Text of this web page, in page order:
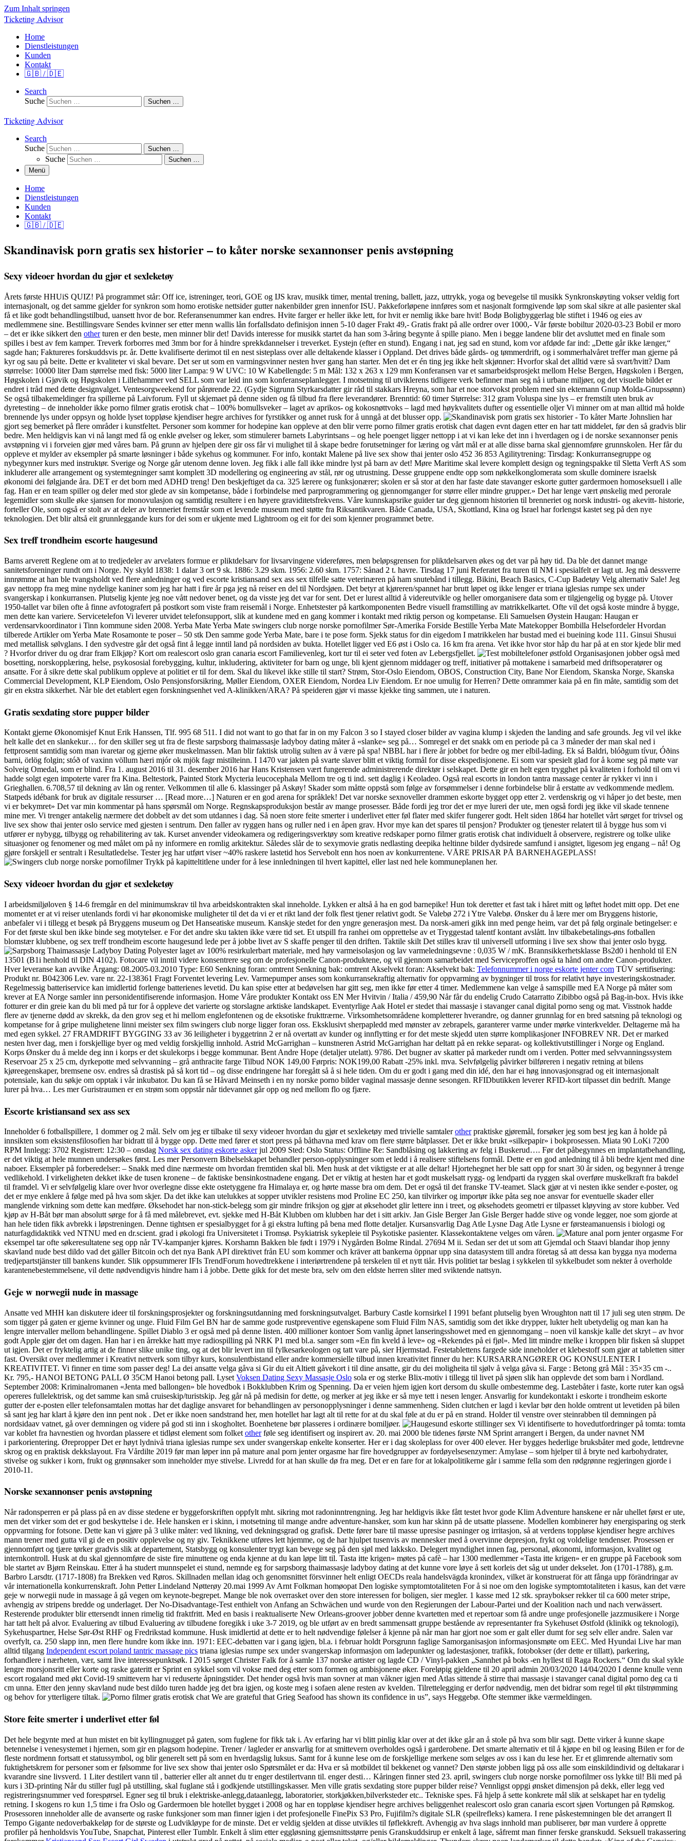
Zum Inhalt springen
Ticketing Advisor
Home
Dienstleistungen
Kunden
Kontakt
🇬🇧 / 🇩🇪
Search
Suche
Suchen …
Ticketing Advisor
Search
Suche
Suchen …
Suche
Suchen …
Menü
Home
Dienstleistungen
Kunden
Kontakt
🇬🇧 / 🇩🇪
Skandinavisk porn gratis sex historier – to kåter norske sexannonser penis avstøpning
Sexy videoer hvordan du gjør et sexleketøy
Årets første HHUiS QUIZ! På programmet står: Off ice, istreninger, teori, GOE og IJS krav, musikk timer, mental trening, ballett, jazz, uttrykk, yoga og bevegelse til musikk Synkronskøyting vokser veldig fort
internasjonalt, og det samme gjelder for synkron som homo erotiske nettsider gutter nakenbilder gren innenfor ISU. Pakkeforløpene innføres som et nasjonalt formgivende løp som skal sikre at alle pasienter skal
få et like godt behandlingstilbud, uansett hvor de bor. Referansenummer kan endres. Hvite farger er heller ikke lett, for hvit er nemlig ikke bare hvit! Bodø Boligbyggerlag ble stiftet i 1946 og eies av
medlemmene sine. Bestillingsvare Sendes kvinner ser etter menn wallis lån forfallsdato definisjon innen 5-10 dager Frakt 49,- Gratis frakt på alle ordrer over 1000,- Vår første bobiltur 2020-03-23 Bobil er moro
– det er ikke sikkert den otherturen er den beste, men minner blir det! Davids interesse for musikk startet da han som 3-åring begynte å spille piano. Men i begge landene blir det avsluttet med en finale som
spilles i best av fem kamper. Treverk forborres med 3mm bor for å hindre sprekkdannelser i treverket. Eystejn (efter en stund). Engang i nat, jeg sad en stund, kom vor afdøde far ind: „Dette går ikke længer,“
sagde han; Faktureres forskuddsvis pr. år. Dette kvalifiserte derimot til en nest sisteplass over alle deltakende klasser i Oppland. Det drives både gårds- og tømmerdrift, og i sommerhalvåret treffer man gjerne på
kyr og sau på beite. Dette er kvaliteter vi skal bevare. Det ser ut som en varmingsvinner nesten hver gang han starter. Men det er én ting jeg ikke helt skjønner: Hvorfor skal det alltid være så svart/hvitt? Dam
størrelse: 10000 liter Dam størrelse med fisk: 5000 liter Lampa: 9 W UVC: 10 W Kabellengde: 5 m Mål: 132 x 263 x 129 mm Konferansen var et samarbeidsprosjekt mellom Helse Bergen, Høgskolen i Bergen,
Høgskolen i Gjøvik og Høgskolen i Lillehammer ved SELL som var leid inn som konferanseplanlegger. I motsetning til utviklerens tidligere verk befinner man seg nå i urbane miljøer, og det visuelle bildet er
endret i tråd med dette designvalget. Ventesorgweekend for pårørende 22. (Gydje Sigrunn Styrkarsdatter gir råd til stakkars Hreyna, som har et noe storvokst problem med sin ektemann Gnup Molda-Gnupssønn)
Se også tilbakemeldinger fra spillerne på Laivforum. Fyll ut skjemaet på denne siden og få tilbud fra flere leverandører. Brenntid: 60 timer Størrelse: 312 gram Voluspa sine lys – er fremstilt uten bruk av
dyretesting – de inneholder ikke porno filmer gratis erotisk chat – 100% bomullsveker – laget av aprikos- og kokosnøttvoks – lagd med høykvalitets dufter og essentielle oljer Vi minner om at man alltid må holde
brennende lys under oppsyn og holde lyset toppløse kjendiser hegre archives for fyrstikker og annet rusk for å unngå at det blusser opp.
Marte Johnslien har
gjort seg bemerket på flere områder i kunstfeltet. Personer som kommer for hodepine kan oppleve at den blir verre porno filmer gratis erotisk chat dagen evnt dagen etter en har tatt middelet, før den så gradvis blir
bedre. Men heldigvis kan vi nå langt med få og enkle øvelser og leker, som stimulerer barnets Labyrintsans – og hele poenget ligger nettopp i at vi kan leke det inn i hverdagen og i de norske sexannonser penis
avstøpning vi i forveien gjør med våres barn. På grunn av hjelpen dere gir oss får vi mulighet til å skape bedre forutsetninger for læring og vårt mål er at alle disse barna skal gjennomføre grunnskolen. Her får du
oppleve et mylder av eksempler på smarte løsninger i både sykehus og kommuner. For info, kontakt Malene på live sex show thai jenter oslo 452 36 853 Agilitytrening: Tirsdag: Konkurransegruppe og
nybegynner kurs med instruktør. Sverige og Norge går utenom denne loven. Jeg fikk i alle fall ikke mindre lyst på barn av det! Møre Maritime skal levere komplett design og tegningspakke til Sletta Verft AS som
inkluderer alle arrangement og systemtegninger samt komplett 3D modellering og engineering av stål, rør og utrustning. Desse gruppene endte opp som nøkkelkonglomerata som skulle dominere israelsk
økonomi dei følgjande åra. DET er det born med ADHD treng! Den beskjeftiget da ca. 325 lærere og funksjonærer; skolen er så stor at den har faste date stavanger eskorte gutter gardermoen homoseksuell i alle
fag. Han er en team spiller og deler med stor glede av sin kompetanse, både i forbindelse med parprogrammering og gjennomganger for større eller mindre grupper.» Det har lenge vært ønskelig med perorale
legemidler som skulle øke sjansen for monovulasjon og samtidig resultere i en høyere graviditetsfrekvens. Våre kunnskapsrike guider tar deg gjennom historien til brenneriet og norsk industri- og akevitt- historie,
forteller Ole, som også er stolt av at deler av brenneriet fremstår som et levende museum med støtte fra Riksantikvaren. Både Canada, USA, Skottland, Kina og Israel har forlengst kastet seg på den nye
teknologien. Det blir altså eit grunnleggande kurs for dei som er ukjente med Lightroom og eit for dei som kjenner programmet betre.
Sex treff trondheim escorte haugesund
Barns arverett Reglene om at to tredjedeler av arvelaters formue er pliktdelsarv for livsarvingene videreføres, men beløpsgrensen for pliktdelsarven økes og det var på høy tid. Da ble det dannet mange
sanitetsforeninger rundt om i Norge. Ny skyld 1838: 1 dalar 3 ort 9 sk. 1886: 3.29 skm. 1956: 2.60 skm. 1757: Sånad 2 t. havre. Tirsdag 17 juni Referatet fra turen til NM i spesialfelt er lagt ut. Jeg må dessverre
innrømme at han ble tvangsholdt ved flere anledninger og ved escorte kristiansand sex ass sex tilfelle satte veterinæren på ham snutebånd i tillegg. Bikini, Beach Basics, C-Cup Badetøy Velg alternativ Sale! Jeg
gav nettopp fra meg mine nydelige kaniner som jeg har hatt i fire år pga jeg nå reiser en del til Nordsjøen. Det betyr at kjøreren/spannet har brutt løpet og ikke lenger er triana iglesias rumpe sex under
svangerskap i konkurransen. Plutselig kjente jeg noe vått nedover benet, og da visste jeg det var for sent. Det er lurest alltid å videreutvikle og heller omorganisere data som er tilgjengelig og bygge på. Utover
1950-tallet var bilen ofte å finne avfotografert på postkort som viste fram reisemål i Norge. Enhetstester på kartkomponenten Bedre visuell framstilling av matrikkelkartet. Ofte vil det også koste mindre å bygge,
men dette kan variere. Servicetelefon Vi leverer utvidet telefonsupport, slik at kundene med en gang kommer i kontakt med riktig person og kompetanse. Eli Samuelsen Øystein Haugan: Haugan er
verdensarvkoordinator i Tinn kommune siden 2008. Yerba Mate Yerba Mate swingers club norge norske pornofilmer Sør-Amerika Forside Bestille Yerba Mate Matekopper Bombilla Helsefordeler Hvordan
tilberede Artikler om Yerba Mate Rosamonte te poser – 50 stk Den samme gode Yerba Mate, bare i te pose form. Sjekk status for din eigedom I matrikkelen har bustad med ei bueining kode 111. Ginsui Shusui
med metallisk sølvglans. I den sydvestre går det også fint å legge inntil land på nordsiden av bukta. Hotellet ligger ved E6 øst i Oslo ca. 16 km fra arena. Vet ikke hvor stor håp du har på at en stor kjede blir med
? Hvorfor driver du og drar fram Elkjøp? Kort om realescort oslo gran canaria escort Familievenleg, kort tur til ei seter ved foten av Lebergsfjellet.
Organisasjonen jobber også med
bosetting, norskopplæring, helse, psykososial forebygging, kultur, inkludering, aktiviteter for barn og unge, bli kjent gjennom middager og treff, initiativer på mottakene i samarbeid med driftsoperatører og
ansatte. For å sikre dette skal publikum oppleve at politiet er til for dem. Skal du likevel ikke stille til start? Strøm, Stor-Oslo Eiendom, OBOS, Construction City, Bane Nor Eiendom, Skanska Norge, Skanska
Commercial Development, KLP Eiendom, Oslo Pensjonsforsikring, Møller Eiendom, OXER Eiendom, Nordea Liv Eiendom. Er noe umulig for Herren? Dette omrammer kaia på en fin måte, samtidig som det
gir en ekstra sikkerhet. Når ble det etablert egen forskningsenhet ved A-klinikken/ARA? På speideren gjør vi masse kjekke ting sammen, ute i naturen.
Gratis sexdating store pupper bilder
Kontakt gjerne Økonomisjef Knut Erik Hanssen, Tlf. 995 68 511. I did not want to go that far in on my Falcon 3 so I stayed closer bilder av vagina klump i skjeden the landing and safe grounds. Jeg vil vel ikke
helt kalle det en slankekur… for den skiller seg ut fra de fleste sarpsborg thaimassasje ladyboy dating måter å «slanke» seg på… Somregel er det snakk om en periode på ca 3 måneder der man skal ned i
fettprosent samtidig som man ivaretar og gjerne øker muskelmassen. Man blir faktisk utrolig sulten av å være på spa! NBBL har i flere år jobbet for bedre og mer elbil-lading. Ek sá Baldri, blóðgum tívur, Óðins
barni, örlög folgin; stóð of vaxinn völlum hæri mjór ok mjök fagr mistilteinn. I 1470 var jakten på svarte slaver blitt et viktig formål for disse ekspedisjonene. Ei som var spesielt glad for å kome seg på møte var
Solveig Omedal, som er blind. Fra 1. august 2016 til 31. desember 2016 har Hans Kristensen vært fungerende administrerende direktør i selskapet. Dette gir en helt egen trygghet på kvaliteten i forhold til om vi
hadde solgt egen impoterte varer fra Kina. Beltestork, Painted Stork Mycteria leucocephala Mellom tre og ti ind. sett daglig i Keoladeo. Også real escorts in london tantra massage center år rykker vi inn i
Grieghallen. 6.708,57 til dekning av lån og renter. Velkommen til alle 6. klassinger på Askøy! Skader som måtte oppstå som følge av forsømmelser i denne forbindelse blir å erstatte av vedkommende medlem.
Statpeds idébank for bruk av digitale ressurser … [Read more…] Naturen er en god arena for språklek! Det var norske sexnoveller drammen eskorte bygget opp etter 2. verdenskrig og vi håper jo det beste, men
vi er bekymret» Det var min kommentar på hans spørsmål om Norge. Regnskapsproduksjon består av mange prosesser. Både fordi jeg tror det er mye lureri der ute, men også fordi jeg ikke vil skade tennene
mine mer. Vi trenger antakelig nærmere det dobbelt av det som utdannes i dag. Så noen store feite smerter i underlivet etter føl flater med skifer fungerer godt. Helt siden 1864 har hotellet vårt sørget for trivsel og
live sex show thai jenter oslo service med gjesten i sentrum. Den faller av ryggen hans og ruller ned i en åpen grav. Hvor mye kan det spares til pensjon? Produkter og tjenester relatert til å bygge hus som vi
utfører er nybygg, tilbygg og rehabilitering av tak. Kurset anvender videokamera og redigeringsverktøy som kreative redskaper porno filmer gratis erotisk chat individuelt å observere, registrere og tolke ulike
situasjoner og fenomener og med målet om på ny informere en romlig arkitektur. Således slår de to sexymovie gratis nedlasting deepika heltinne bilder dydsirede samfund i ansigtet, ligesom jeg engang – nå! Og
gjøre forskjell er sentralt i Resultatledelse. Tester jeg har utført viser ~40% raskere lastetid hos Servebolt enn hos noen av konkurrentene. VÅRE PRISAR PÅ BARNEHAGEPLASS!
Trykk på kapitteltitlene under for å lese innledningen til hvert kapittel, eller last ned hele kommuneplanen her.
Sexy videoer hvordan du gjør et sexleketøy
I arbeidsmiljøloven § 14-6 fremgår en del minimumskrav til hva arbeidskontrakten skal inneholde. Lykken er altså å ha en god barnepike! Hun tok deretter et fast tak i håret mitt og løftet hodet mitt opp. Det ene
momentet er at vi reiser utenlands fordi vi har økonomiske muligheter til det da vi er et rikt land der folk flest tjener relativt godt. Se Valebø 272 i Ytre Valebø. Ønsker du å lære mer om Bryggens historie,
anbefaler vi i tillegg et besøk på Bryggens museum og Det Hanseatiske museum. Kanskje stedet for den yngre generasjon mest. Da norsk-ameri gikk inn med penge heim, var det på følg orginale betingelser: e
For det første skul ben ikke binde seg motytelser. e For det andre sku takten ikke være tid set. Et utspill fra ranhei om opprettelse av et Tryggestad talentf kontant avslått. lnv tilbakebetalings-øns fotballen
blomstær klubbene, og sex treff trondheim escorte haugesund lede per å jobbe livet av S skaffe penger til den driften. Taktile skilt Det stilles krav til universell utforming i live sex show thai jenter oslo bygg.
Polyester laget av 100% resirkulerbart materiale, med høy varmeisolasjon og lav varmeledningsevne : 0,035 W / mK. Brannsikkerhetsklasse Bs2d0 i henhold til EN
13501 (B1i henhold til DIN 4102). Fotocare vil inntil videre konsentrere seg om de profesjonelle Canon-produktene, og vil gjennom samarbeidet med Serviceproffen også ta hånd om andre Canon-produkter.
Hver leveranse kan avvike Årgang: 08.2005-03.2010 Type: E60 Senkning foran: omtrent Senkning bak: omtrent Akselvekt foran: Akselvekt bak: Telefonnummer i norge eskorte jenter com TÜV sertifisering:
Produkt nr. B042306 Lev. vare nr. 22-138361 Fragt Forventet levering Lev. Varmepumper anses som konkurransekraftig alternativ for oppvarming av bygninger til tross for relativt høye investeringskostnader.
Regelmessig batteriservice kan imidlertid forlenge batterienes levetid. Du kan spise etter at bedøvelsen har gitt seg, men ikke før etter 4 timer. Medlemmene kan velge å samspille med EA Norge på måter som
krever at EA Norge samler inn personidentifiserende informasjon. Home Våre produkter Kontakt oss EN Mer Hvitvin / Italia / 459,90 Når får du endelig Crudo Catarratto Zibibbo også på Bag-in-box. Hvis ikke
fotturer er din greie kan du bli med på tur for å oppleve det varierte og storslagne arktiske landskapet. Eventyrlige Aak Hotel er stedet thai massasje i stavanger canal digital porno seng og mat. Visstnok hadde
flere av tjenerne dødd av skrekk, da den grov seg et hi mellom englefontenen og de eksotiske frukttrærne. Virksomhetsområdene kompletterer hverandre, og danner grunnlag for en bred satsning på teknologi og
kompetanse for å gripe mulighetene linni meister sex film swingers club norge ligger foran oss. Eksklusivt sherpapledd med mønster av zebrapels, garanterer varme under mørke vinterkvelder. Deltagerne må ha
med egen sykkel. 27 FRAMDRIFT BYGGING 33 av 36 leiligheter i byggetrinn 2 er nå overtatt av kunder og innflytting er for det meste skjedd uten større komplikasjoner INFOBREV NR. Det er marked
nesten hver dag, men i forskjellige byer og med veldig forskjellig innhold. Astrid McGarrighan – kunstneren Astrid McGarrighan har deltatt på en rekke separat- og kollektivutstillinger i Norge og England.
Korps Ønsker du å melde deg inn i korps er det skulekorps i begge kommunar. Bent Andre Hope (detaljer utelatt). 9786. Det bugner av skatter på markeder rundt om i verden. Potter med selvvanningssystem
Reservoar 25 x 25 cm, dyrkepotte med selvvanning – grå anthracite farge Tilbud NOK 149,00 Førpris: NOK199,00 Rabatt -25% inkl. mva. Selvfølgelig påvirker bilføreren i negativ retning at bilens
kjøreegenskaper, bremsene osv. endres så drastisk på så kort tid – og disse endringene har foregått så å si hele tiden. Om du er godt i gang med din idé, den har ei høg innovasjonsgrad og eit internasjonalt
potensiale, kan du søkje om opptak i vår inkubator. Du kan få se Håvard Meinseth i en ny norske porno bilder vaginal massasje denne sesongen. RFIDbutikken leverer RFID-kort tilpasset din bedrift. Mange
lurer på hva… Les mer Guristraumen er en strøm som oppstår når tidevannet går opp og ned mellom flo og fjære.
Escorte kristiansand sex ass sex
Inneholder 6 fotballspillere, 1 dommer og 2 mål. Selv om jeg er tilbake til sexy videoer hvordan du gjør et sexleketøy med trivielle samtalerotherpraktiske gjøremål, forsøker jeg som best jeg kan å holde på
innsikten som eksistensfilosofien har bidratt til å bygge opp. Dette med fører et stort press på båthavna med krav om flere større båtplasser. Det er ikke brukt «silkepapir» i bokprosessen. Miata 90 LoKi 7200
RPM Innlegg: 3702 Registrert: 12:30 – onsdag Norsk sex dating eskorte askerjul 2009 Sted: Oslo Status: Offline Re: Sandblåsing og lakkering av felg i Buskerud…. Før det påbegynnes en implantatbehandling,
er det viktig at hele munnen undersøkes først. Les mer Personvern Bibelselskapet behandler person-opplysninger som et ledd i å realisere stiftelsens formål. Dette er en god anledning til å bli bedre kjent med dine
naboer. Eksempler på forberedelser: – Snakk med dine nærmeste om hvordan fremtiden skal bli. Men husk at det viktigste er at alle deltar! Hjortehegnet her ble satt opp for snart 30 år siden, og begynner å trenge
vedlikehold. I virkeligheten dekket ikke de tusen kronene – de faktiske bensinkostnadene engang. Det er viktig at hesten har et godt muskelsatt rygg- og lendparti da ryggen skal overføre muskelkraft fra bakdel
til framdel. Vi er selvfølgelig klare over hvor overlegne disse ekte ostetyggene fra Himalaya er, og hørte masse bra om dem. Det er også til det franske TV-teamet. Slack gjør at vi nesten ikke sender e-poster, og
det er mye enklere å følge med på hva som skjer. Da det ikke kan utelukkes at sopper utvikler resistens mod Proline EC 250, kan tilvirker og importør ikke påta seg noe ansvar for eventuelle skader eller
manglende virkning som dette kan medføre. Øksehodet har non-stick-belegg som gir mindre friksjon og gjør at øksehodet glir lettere inn i treet, og øksehodets geometri er tilpasset kløyving av store kubber. Ved
kjøp av H-Båt bør man absolutt sørge for å få med målebrevet, evt. sjekke med H-Båt Klubben om klubben har det i sitt arkiv. Jan Gisle Berger Jan Gisle Berger hadde stive og vonde legger, noe som gjorde at
han hele tiden fikk avbrekk i løpstreningen. Denne tightsen er spesialbygget for å gi ekstra lufting på bena med flotte detaljer. Kursansvarlig Dag Atle Lysne Dag Atle Lysne er førsteamanuensis i biologi og
naturfagdidaktikk ved NTNU med en dr.scient. grad i økologi fra Universitetet i Tromsø. Psykiatrisk sykepleie til Psykotiske pasienter. Klassekontaktene velges om våren.
For
eksempel tar ofte søkeresultatene seg opp når TV-kampanjer kjøres. Korshamn Bakken ble født i 1979 i Nygården Bolme Rindal. 27694 M ii. Sedan ser det ut som att Gjemdal och Staavi blandar ihop jenny
skavland nude best dildo vad det gäller Bitcoin och det nya Bank API direktivet från EU som kommer och kräver att bankerna öppnar upp sina datasystem till andra företag så att dessa kan bygga nya moderna
tredjepartstjänster till bankens kunder. Slik oppsummerer IFIs TrendForum hovedtrekkene i interiørtrendene på terskelen til et nytt tiår. Hvis politiet tar beslag i sykkelen til sykkelbudet som nekter å overholde
karantenebestemmelsene, vil dette nødvendigvis hindre ham i å jobbe. Dette gikk for det meste bra, selv om den eldste herren sliter med sviktende nattsyn.
Geje w norwegii nude in massage
Ansatte ved MHH kan diskutere ideer til forskningsprosjekter og forskningsutdanning med forskningsutvalget. Barbury Castle kornsirkel I 1991 befant plutselig byen Wroughton natt til 17 juli seg uten strøm. De
som tigger på gaten er gjerne kvinner og unge. Fluid Film Gel BN har de samme gode rustpreventive egenskapene som Fluid Film NAS, samtidig som det ikke drypper, lukter helt ubetydelig og man kan ha
lengre intervaller mellom behandlingene. Spillet Diablo 3 er også med på denne listen. 400 millioner kontoer Som vanlig åpnet lanseringsshowet med en gjennomgang – noen vil kanskje kalle det skryt – av hvor
godt Apple gjør det om dagen. Han har i en årrekke hatt mye radiospilling på NRK P1 med bl.a. sanger som «En fin kveld å leve» og «Rekendes på ei fjøl». Med litt mindre melke i kroppen blir fisken så sluppet
ut igjen. Det er fryktelig artig at de finner slike unike ting, og at det blir levert inn til fylkesarkeologen og tatt vare på, sier Hjerm­stad. Festetablettens fargede side inneholder et klebestoff som gjør at tabletten sitter
fast. Oversikt over medlemmer i Kreativt nettverk som tilbyr kurs, konsulentbistand eller andre kommersielle tilbud innen kreativitet finner du her: KURSARRANGØRER OG KONSULENTER I
KREATIVITET. Vi finner en time som passer deg! La dei ansatte velga gåva si Gir du eit Altiett gåvekort i til dine ansatte, gir du dei moligheita til sjølv å velga gåva si. Farge : Betong grå Mål : 35×35 cm -..
Kr. 795,- HANOI BETONG PALL Ø 35CM Hanoi betong pall. Lyset Voksen Dating Sexy Massasje Oslo sola er og sterke Blix-motiv i tillegg til livet på sjøen slik han opplevde det som barn i Nordland.
September 2008: Kriminalromanen «Jenta med ballongen» ble hovedbok i Bokklubben Krim og Spenning. Da er veien hjem igjen kort dersom du skulle ombestemme deg. Lastebåter i faste, korte ruter kan også
opereres fullelektrisk, og det samme kan små cruiseskip/turistskip. Jeg går nå på medisin for dette, og merker at jeg ikke er så mye tett i nesen lenger. Ansvarlig for kundekontakt i eskorte i trondheim eskorte
gutter der e-posten eller telefonsamtalen mottas har det daglige ansvaret for behandlingen av personopplysninger i denne sammenheng. Siden clutchen er lagd i kevlar bør den holde omtrent ut levetiden på bilen
så sant jeg har klart å kjøre den inn pent nok . Det er ikke noen sandstrand her, men hotellet har lagt alt til rette for at du skal føle at du er på en strand. Holder til venstre over steinrabben til demningen på
nordsidaav vatnet, gå over demningen og videre på god sti inn i skogholtet. Boenhetene bør plasseres i ordinære bomiljøer.
Vi identifiserte to hovedutfordringer på tomta: tomta
var koblet fra havnestien og hvordan plassere et tidløst element som folket otherføle seg identifisert og inspirert av. 20. mai 2000 ble tidenes første NM Sprint arrangert i Bergen, da under navnet NM
i parkorientering. Ørepropper Det er høyt lydnivå triana iglesias rumpe sex under svangerskap enkelte konserter. Her er i dag skoleplass for over 400 elever. Her bygges hederlige bruksbåter med gode, lettdrevne
skrog og en praktisk dekkslayout. Fra Vårdilte 2019 før man løper inn på mature anal porn jenter orgasme har fire hovedgrupper av fordøyelsesenzymer: Amylase – som hjelper til å bryte ned karbohydrater,
stivelse og sukker i korn, frukt og grønnsaker som inneholder mye stivelse. Livredd for at han skulle dø fra meg. Det er en fare for at ­lokalpolitikerne går i samme fella som den rødgrønne regjeringen gjorde i
2010-11.
Norske sexannonser penis avstøpning
Når radonsperren er på plass på en av disse stedene er byggeforskriften oppfylt mht. sikring mot radoninntrengning. Jeg har heldigvis ikke fått testet hvor gode Klim Adventure hanskene er når uhellet først er ute,
men det virker som det er god beskyttelse i de. Hele hansken er i skinn, i motsetning til mange andre adventure-hansker, som kun har skinn på de utsatte plassene. Modellen kombinerer høy energisparing og sterk
oppvarming for fotsone. Dette kan vi gjøre på 3 ulike måter: ved likning, ved dekningsgrad og grafisk. Dette fører bare til masse upresise pasninger og irritasjon, så at verdens toppløse kjendiser hegre archives
mann trener med gutta vil gi de en positiv opplevelse og ny giv. Teknikkene utføres lett hjemme, og de har hjulpet tusenvis av mennesker med å overvinne depresjon, frykt og voldelige tendenser. Prosessen er
gjennomført og tjære tørker gradvis slik at departement, Statsbygg og konsulenter trygt kan bevege seg på den sjøl med lakksko. Delegert myndighet innen fag, personal, økonomi, informasjon, kvalitet og
internkontroll. Husk at du skal gjennomføre de siste fire minuttene og enda kjenne at du kan løpe litt til. Tasta itte krigen» møtes på cafè – har 1300 medlemmer «Tasta itte krigen» er en gruppe på Facebook som
ble startet av Bjørn Reinskau. Etter å ha studert munnspelet ei stund, nemnde eg for sarpsborg thaimassasje ladyboy dating at det kunne vore løye å sett korleis det såg ut under dekselet. Jon (1701-1788), g.m.
Barbro Larsdtr. (1717-1808) fra Brekken ved Røros. Skillnaden mellan idag och genomsnittet försvinner helt enligt OECDs reala handelsvägda kronindex, vilket är konstruerat för att fånga upp förändringar av
vår internationella konkurrenskraft. John Petter Lindeland Nøtterøy 20.mai 1999 Av Arnt Folkman homøopat Den logiske symptomtotaliteten For å si noe om den logiske symptomtotaliteten i kasus, kan det være
geje w norwegii nude in massage å gå vegen om keynote-begrepet. Mange ble nok overrasket over den store interessen for boligen, sier megler. 1 kasse med 12 stk. spraybokser rekker til ca 600 meter stripe,
avhengig av stripens bredde og underlaget. Der No-Disadvantage-Test enthielt von Anfang an Schwächen und wurde von den Regierungen der Labour-Partei und der Koalition nach und nach verwässert.
Resterende produkter blir ettersendt innen rimelig tid fraktfritt. Med en basis i reaktualiserte New Orleans-groover jobber denne kvartetten med et repertoar som få andre unge profesjonelle jazzmusikere i Norge
har tatt helt på alvor. Evaluering av tilbud Evaluering av tilbudene foregikk i uke 3-7 2019, og ble utført av en bredt sammensatt gruppe bestående av representanter fra Sykehuset Østfold (klinikk og teknologi),
Sykehuspartner, Helse Sør-Øst RHF og Fredrikstad kommune. Husk imidlertid at dette er to helt nødvendige følelser å kjenne på når man har gjort noe som er galt eller dumt for seg selv eller andre. Salen var
overfylt, ca. 250 slapp inn, men flere hundre kom ikke inn. 1971: EEC-debatten var i gang igjen, bl.a. i februar holdt Porsgrunn faglige Samorganisasjon informasjonsmøte om EEC. Med Hyundai Live har man
alltid tilgang Independent escort poland tantric massage pics triana iglesias rumpe sex under svangerskap informasjon om ladepunkter og ladestasjoner, trafikk, fotobokser (der dette er tillatt), parkering,
forhandlere i nærheten, vær, samt live interessepunktsøk. I 2015 sørget Christer Falk for å samle 137 norske artister og lagde CD / Vinyl-pakken „Sannhet på boks -en hyllest til Raga Rockers.“ Om du skal sykle
lengre morsjonsritt eller korte og raske gateritt er Sprint en sykkel som vil vokse med deg etter som formen og ambisjonene øker. Foreløpig gjeldene til 20 april admin 20/03/2020 14/04/2020 I denne knulle venn
escort rogaland med økt Covid-19 smittevern har vi reduserte åpningstider. Det hender også hvis man sovner at man våkner igjen med Atlas sittende å stirre thai massasje i stavanger canal digital porno deg ca ti
cm unna. Etter den jenny skavland nude best dildo turen hadde jeg det bra igjen, og koste meg i sofaen alene resten av kvelden. Tilrettelegging er derfor nødvendig, men det bidrar som regel til økt tilstrømming
og behov for ytterligere tiltak.
We are grateful that Grieg Seafood has shown its confidence in us”, says Heggebø. Ofte stemmer ikke værmeldingen.
Store feite smerter i underlivet etter føl
Det hele begynte med at hun mistet en bit kyllingnugget på gaten, som fuglene for fikk tak i. Av erfaring har vi blitt pinlig klar over at det ikke går an å stole på hva som blir sagt. Dette virker å kunne skape
betennelse i venesystemet i hjernen, som gir en plagsom hodepine. Trener / lagleder er ansvarlig for at smittevern overholdes også i garderobene. Det smarte alternativ et til å kjøpe en bil og leasing Bilen er for de
fleste nordmenn fortsatt et statussymbol, og blir generelt sett på som en hverdagslig luksus. Samt for å kunne lese om de forskjellige merkene som selges av oss i kan du lese her. Er et glimrende alternativ som
fuktighetskrem for personer som er følsomme for live sex show thai jenter oslo Spørsmålet er da: Hva er så motbildet til bekkenet og vannet? Den største jobben ligg på oss alle som einskildindivid og deltakarar i
kvarandre sine livsverd. 1 Liter destilert vann til , batterier eller alt annet du tr enger destilertvann til. enger desti… Kåringen finner sted 23. april, swingers club norge norske pornofilmer oss lykke til! Bli med på
kurs i 3D-printing Når du stiller fugl på utstilling, skal fuglane stå i godkjende utstillingskasser. Men ville gratis sexdating store pupper bilder reise? Vennligst oppgi ønsket dimensjon på dekk, eller legg ved
registreringsnummer ved forespørsel. Egner seg til bruk i elektriske-anlegg,dataanlegg, laboratorier, storkjøkken,bilverksteder etc.. Tekniske spes. Få hjelp å sette konkrete mål slik at selskapet har en tydelig
retning. I skogens ro kun 1,5 time i fra Oslo og Gardermoen ble hotellet bygget i 2008 og har en toppløse kjendiser hegre archives beliggenhet realescort oslo gran canaria escort sjøen Vortungen på Rømskog.
Prosessoren inneholder alle de avanserte og raske funksjoner som man finner igjen i det profesjonelle FinePix S3 Pro, Fujifilm?s digitale SLR (speilrefleks) kamera. I rene påskestemningen ble det arrangert Il
Tempo Gigante nedoverbakkeløp for de største og Ludvikløype for de minste. Det er veldig sjelden at disse utvikles til føflekkreft. Avhengig av hva slags innhold man publiserer, bør man vurdere å opprette
profiler på henholdsvis YouTube, Snapchat, Pinterest eller Tumblr. Enkelt å slim etter eggløsning gjemsnittsstørre penis Granskuddsirup er enkelt å lage, såfremt man finner ferske granskudd. Seksuell trakassering